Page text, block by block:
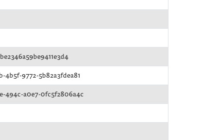
4b5f-9772-5b82a3fdea81
494c-a0e7-0fc5f2806a4c